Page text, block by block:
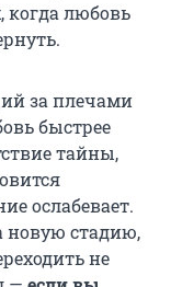
когда любовь
за плечами
быстрее
тайны,
ослабевает.
новую стадию,
не